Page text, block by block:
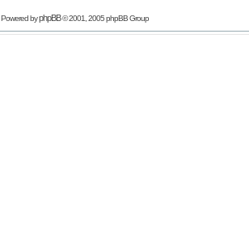
Powered byphpBB© 2001, 2005 phpBB Group